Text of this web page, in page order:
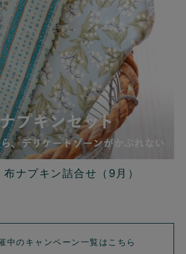
布ナプキン詰合せ（9月）
中のキャンペーン一覧はこちら